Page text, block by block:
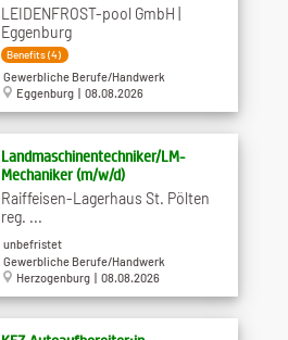
LEIDENFROST-pool GmbH |
Eggenburg
Benefits (4)
Gewerbliche Berufe/Handwerk
Eggenburg | 08.08.2026
Landmaschinentechniker/LM-
Mechaniker (m/w/d)
Raiffeisen-Lagerhaus St. Pölten
reg. ...
unbefristet
Gewerbliche Berufe/Handwerk
Herzogenburg | 08.08.2026